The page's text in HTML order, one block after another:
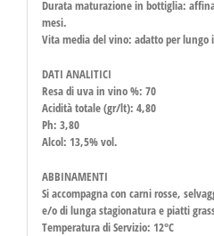
Durata maturazione in bottiglia:
mesi.
Vita media del vino: adatto per lungo
DATI ANALITICI
Resa di uva in vino %: 70
Acidità totale (gr/lt): 4,80
Ph: 3,80
Alcol: 13,5% vol.
ABBINAMENTI
Si accompagna con carni rosse,
e/o di lunga stagionatura e piatti
Temperatura di Servizio: 12°C